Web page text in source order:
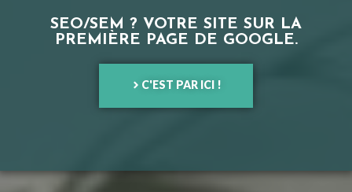
SEO/SEM ? VOTRE SITE SUR LA
PREMIÈRE PAGE DE GOOGLE.
C'EST PAR ICI !